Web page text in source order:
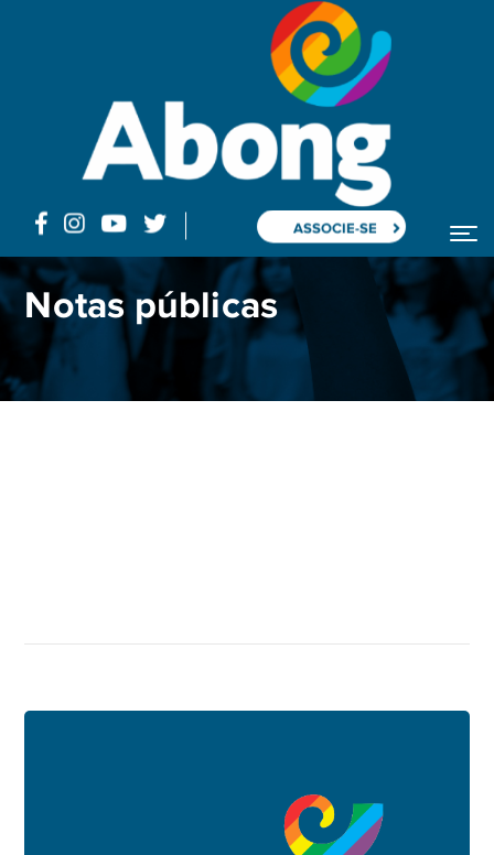
ASSOCIE-SE
Posts "Cortes na Educação"
Notas públicas